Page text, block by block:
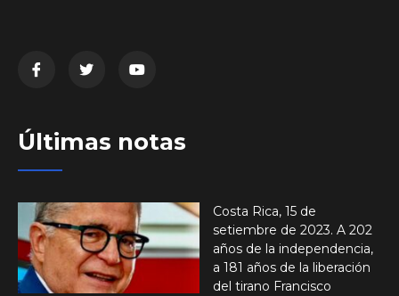
Últimas notas
Costa Rica, 15 de
setiembre de 2023. A 202
años de la independencia,
a 181 años de la liberación
del tirano Francisco